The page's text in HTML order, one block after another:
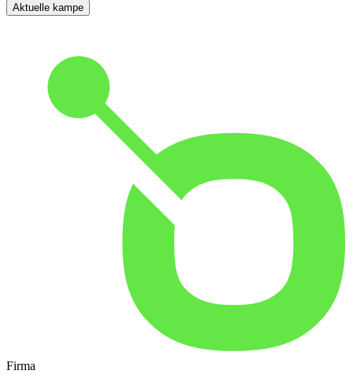
Aktuelle kampe
Firma